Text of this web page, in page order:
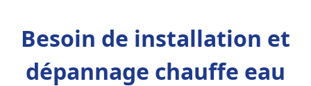
Besoin de installation et
dépannage chauffe eau